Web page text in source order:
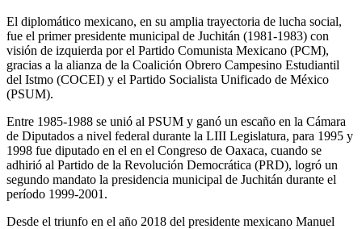
El diplomático mexicano, en su amplia trayectoria de lucha social,
fue el primer presidente municipal de Juchitán (1981-1983) con
visión de izquierda por el Partido Comunista Mexicano (PCM),
gracias a la alianza de la Coalición Obrero Campesino Estudiantil
del Istmo (COCEI) y el Partido Socialista Unificado de México
(PSUM).
Entre 1985-1988 se unió al PSUM y ganó un escaño en la Cámara
de Diputados a nivel federal durante la LIII Legislatura, para 1995 y
1998 fue diputado en el en el Congreso de Oaxaca, cuando se
adhirió al Partido de la Revolución Democrática (PRD), logró un
segundo mandato la presidencia municipal de Juchitán durante el
período 1999-2001.
Desde el triunfo en el año 2018 del presidente mexicano Manuel